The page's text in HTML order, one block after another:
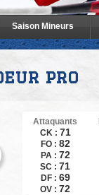
Saison Mineurs
pro
Attaquants
CK : 71
FO : 82
PA : 72
SC : 71
DF : 69
OV : 72